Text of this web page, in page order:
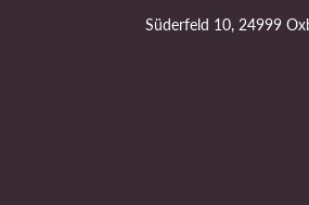
Süderfeld 10, 24999